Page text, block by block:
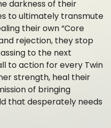
darkness of their
to ultimately transmute
their own “Core
rejection, they stop
to the next
to action for every Twin
strength, heal their
of bringing
that desperately needs